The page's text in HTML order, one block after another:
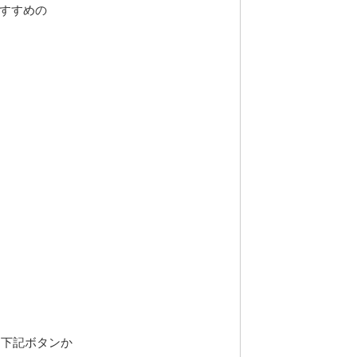
すめの
記ボタンか